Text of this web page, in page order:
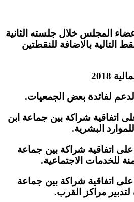
المجلس خلال جلسته الثانية
19 فبراير 2019 النقط التالية بالاضافة للنقطتين
اتفاقية شراكة بين جماعة ابن
البشرية.
على اتفاقية شراكة بين جماعة
للخدمات الاجتماعية.
على اتفاقية شراكة بين جماعة
مراكز القرب.